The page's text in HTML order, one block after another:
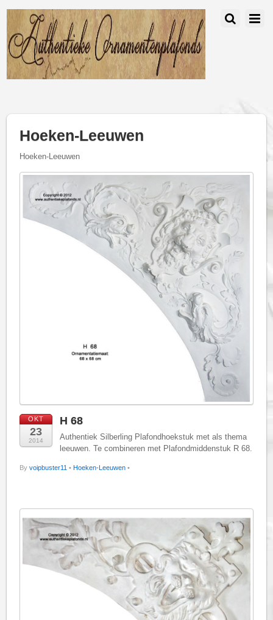
Hoeken-Leeuwen
Hoeken-Leeuwen
OKT
23
2014
H 68
Authentiek Silberling Plafondhoekstuk met als thema
leeuwen. Te combineren met Plafondmiddenstuk R 68.
Byvoipbuster11 • Hoeken-Leeuwen •